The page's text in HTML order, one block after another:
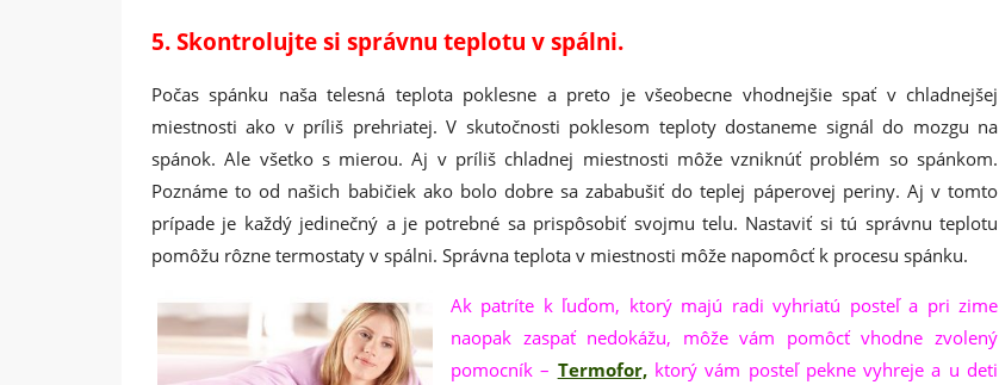
5. Skontrolujte si správnu teplotu v spálni.
Počas spánku naša telesná teplota poklesne a preto je všeobecne vhodnejšie spať v chladnejšej
miestnosti ako v príliš prehriatej. V skutočnosti poklesom teploty dostaneme signál do mozgu na
spánok. Ale všetko s mierou. Aj v príliš chladnej miestnosti môže vzniknúť problém so spánkom.
Poznáme to od našich babičiek ako bolo dobre sa zababušiť do teplej páperovej periny. Aj v tomto
prípade je každý jedinečný a je potrebné sa prispôsobiť svojmu telu. Nastaviť si tú správnu teplotu
pomôžu rôzne termostaty v spálni. Správna teplota v miestnosti môže napomôcť k procesu spánku.
Ak patríte k ľuďom, ktorý majú radi vyhriatú posteľ a pri zime
naopak zaspať nedokážu, môže vám pomôcť vhodne zvolený
pomocník – Termofor,ktorý vám posteľ pekne vyhreje a u deti